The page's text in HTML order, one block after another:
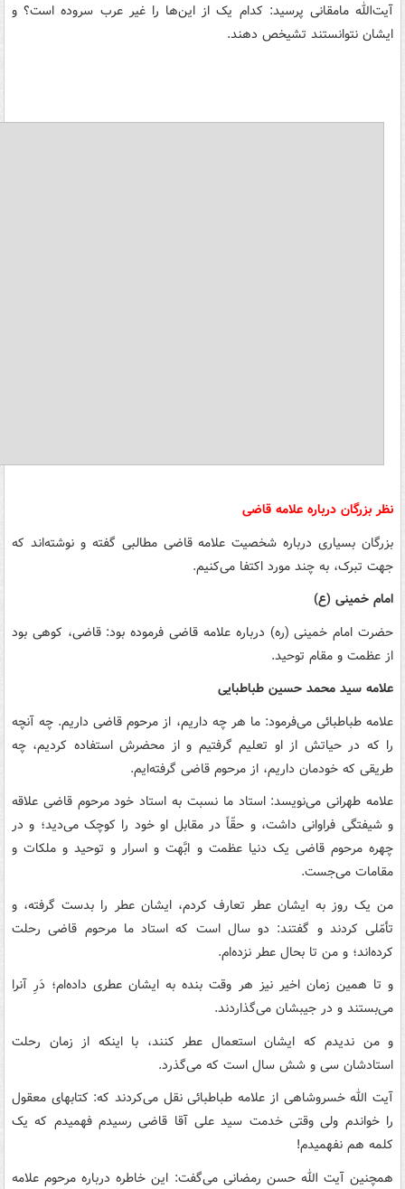
آیت‌الله مامقانی پرسید: کدام یک از این‌ها را غیر عرب سروده است؟ و
ایشان نتوانستند تشیخص دهند.
نظر بزرگان درباره علامه قاضی
بزرگان بسیاری درباره شخصیت علامه قاضی مطالبی گفته و نوشته‌اند که
جهت تبرک، به چند مورد اکتفا می‌کنیم.
امام خمینی (ع)
حضرت امام خمینی (ره) درباره علامه قاضی فرموده بود: قاضی، کوهی بود
از عظمت و مقام توحید.
علامه سید محمد حسین طباطبایی
علامه طباطبائی می‌فرمود: ما هر چه داریم، از مرحوم قاضی داریم. چه آنچه
را که در حیاتش از او تعلیم گرفتیم و از محضرش استفاده کردیم، چه
طریقی که خودمان داریم، از مرحوم قاضی گرفته‌ایم.
علامه طهرانی می‌نویسد: استاد ما نسبت‌ به‌ استاد خود مرحوم‌ قاضی علاقه‌
و شیفتگی‌ فراوانی‌ داشت‌، و حقّاً در مقابل‌ او خود را کوچک‌ می‌‌دید؛ و در
چهره مرحوم‌ قاضی‌ یک‌ دنیا عظمت‌ و ابَّهت‌ و اسرار و توحید و ملکات‌ و
مقامات‌ می‌‌جست‌.
من‌ یک‌ روز به‌ ایشان‌ عطر تعارف‌ کردم‌، ایشان‌ عطر را بدست‌ گرفته‌، و
تأمّلی‌ کردند و گفتند: دو سال‌ است‌ که‌ استاد ما مرحوم‌ قاضی‌ رحلت‌
کرده‌‌اند؛ و من‌ تا بحال‌ عطر نزده‌‌ام‌.
و تا همین‌ زمان‌ اخیر نیز هر وقت‌ بنده‌ به‌ ایشان‌ عطری‌ داده‌‌ام‌؛ دَرِ آنرا
می‌‌بستند و در جیبشان‌ می‌‌گذاردند.
و من‌ ندیدم‌ که‌ ایشان‌ استعمال‌ عطر کنند، با اینکه‌ از زمان‌ رحلت‌
استادشان‌ سی‌ و شش‌ سال‌ است‌ که‌ می‌‌گذرد.
آیت الله خسروشاهی از علامه طباطبائی نقل می‌کردند که: کتابهای معقول
را خواندم ولی وقتی خدمت سید علی آقا قاضی رسیدم فهمیدم که یک
کلمه هم نفهمیدم!
همچنین آیت الله حسن رمضانی می‌گفت: این خاطره درباره مرحوم علامه